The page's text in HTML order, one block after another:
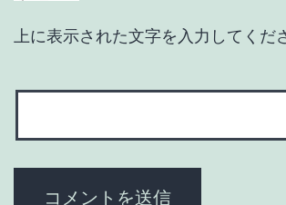
上に表示された文字を入力してくだ